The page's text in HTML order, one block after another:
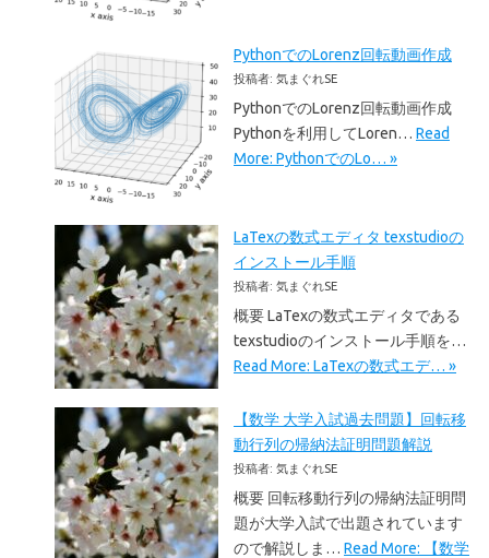
PythonでのLorenz回転動画作成
投稿者: 気まぐれSE
PythonでのLorenz回転動画作成
Pythonを利用してLoren… Read
More: PythonでのLo… »
LaTexの数式エディタ texstudioの
インストール手順
投稿者: 気まぐれSE
概要 LaTexの数式エディタである
texstudioのインストール手順を…
Read More: LaTexの数式エデ… »
【数学 大学入試過去問題】回転移
動行列の帰納法証明問題解説
投稿者: 気まぐれSE
概要 回転移動行列の帰納法証明問
題が大学入試で出題されています
ので解説しま… Read More: 【数学